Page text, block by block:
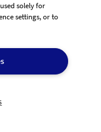
solely for
settings, or to